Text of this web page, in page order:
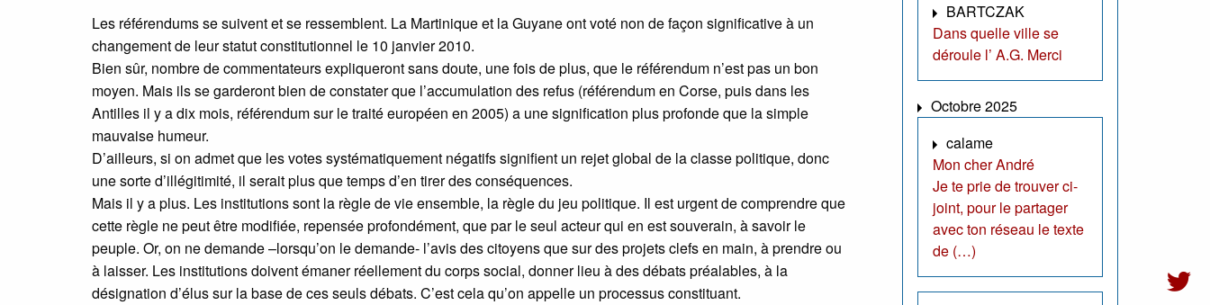
Les référendums se suivent et se ressemblent. La Martinique et la Guyane ont voté non de façon significative à un
changement de leur statut constitutionnel le 10 janvier 2010.
Bien sûr, nombre de commentateurs expliqueront sans doute, une fois de plus, que le référendum n’est pas un bon
moyen. Mais ils se garderont bien de constater que l’accumulation des refus (référendum en Corse, puis dans les
Antilles il y a dix mois, référendum sur le traité européen en 2005) a une signification plus profonde que la simple
mauvaise humeur.
D’ailleurs, si on admet que les votes systématiquement négatifs signifient un rejet global de la classe politique, donc
une sorte d’illégitimité, il serait plus que temps d’en tirer des conséquences.
Mais il y a plus. Les institutions sont la règle de vie ensemble, la règle du jeu politique. Il est urgent de comprendre que
cette règle ne peut être modifiée, repensée profondément, que par le seul acteur qui en est souverain, à savoir le
peuple. Or, on ne demande –lorsqu’on le demande- l’avis des citoyens que sur des projets clefs en main, à prendre ou
à laisser. Les institutions doivent émaner réellement du corps social, donner lieu à des débats préalables, à la
désignation d’élus sur la base de ces seuls débats. C’est cela qu’on appelle un processus constituant.
BARTCZAK
Dans quelle ville se
déroule l’ A.G. Merci
Octobre 2025
calame
Mon cher André
Je te prie de trouver ci-
joint, pour le partager
avec ton réseau le texte
de (…)